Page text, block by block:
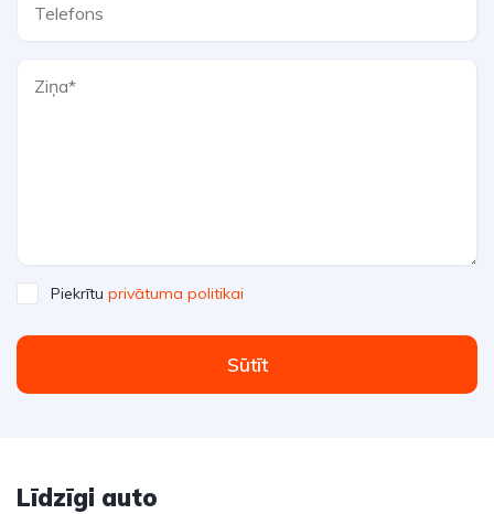
Piekrītu privātuma politikai
Sūtīt
Līdzīgi auto